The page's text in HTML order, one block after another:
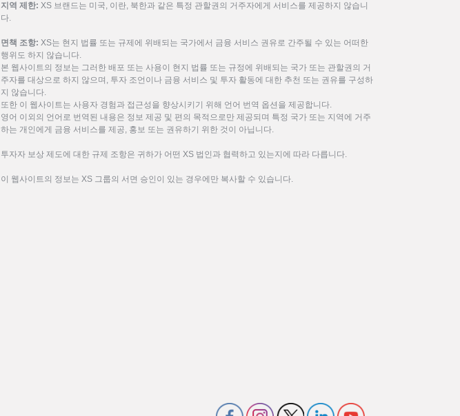
지역 제한: XS 브랜드는 미국, 이란, 북한과 같은 특정 관할권의 거주자에게 서비스를 제공하지 않습니
다.
면책 조항: XS는 현지 법률 또는 규제에 위배되는 국가에서 금융 서비스 권유로 간주될 수 있는 어떠한
행위도 하지 않습니다.
본 웹사이트의 정보는 그러한 배포 또는 사용이 현지 법률 또는 규정에 위배되는 국가 또는 관할권의 거
주자를 대상으로 하지 않으며, 투자 조언이나 금융 서비스 및 투자 활동에 대한 추천 또는 권유를 구성하
지 않습니다.
또한 이 웹사이트는 사용자 경험과 접근성을 향상시키기 위해 언어 번역 옵션을 제공합니다.
영어 이외의 언어로 번역된 내용은 정보 제공 및 편의 목적으로만 제공되며 특정 국가 또는 지역에 거주
하는 개인에게 금융 서비스를 제공, 홍보 또는 권유하기 위한 것이 아닙니다.
투자자 보상 제도에 대한 규제 조항은 귀하가 어떤 XS 법인과 협력하고 있는지에 따라 다릅니다.
이 웹사이트의 정보는 XS 그룹의 서면 승인이 있는 경우에만 복사할 수 있습니다.